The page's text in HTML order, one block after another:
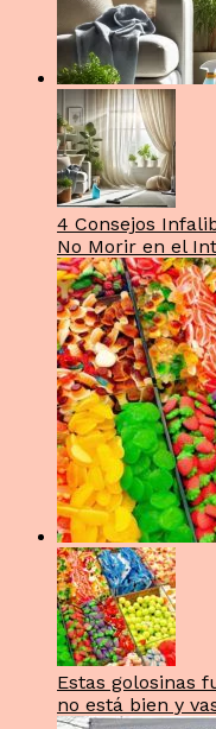
4 Consejos
No Morir en el
Estas golosinas
no está bien y